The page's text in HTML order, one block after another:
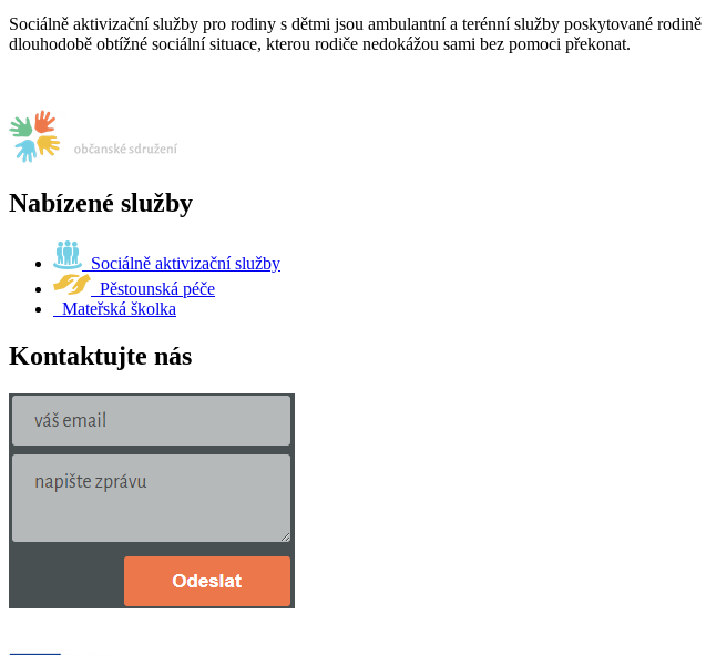
Sociálně aktivizační služby pro rodiny s dětmi jsou ambulantní a terénní služby poskytované
dlouhodobě obtížné sociální situace, kterou rodiče nedokážou sami bez pomoci překonat.
Nabízené služby
Sociálně aktivizační služby
Pěstounská péče
Mateřská školka
Kontaktujte nás